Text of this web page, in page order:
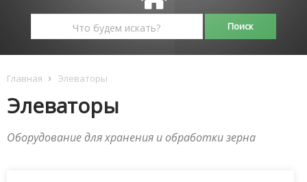
Главная Элеваторы
Элеваторы
Оборудование для хранения и обработки зерна